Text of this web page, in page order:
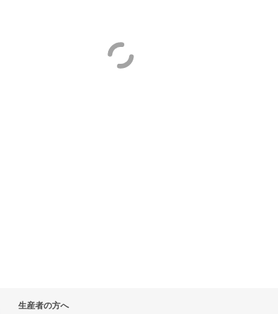
生産者の方へ